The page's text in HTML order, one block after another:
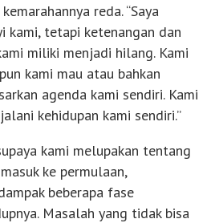
reda. “Saya
kami, tetapi ketenangan dan
miliki menjadi hilang. Kami
kami mau atau bahkan
agenda kami sendiri. Kami
kehidupan kami sendiri.”
kami melupakan tentang
ke permulaan,
beberapa fase
Masalah yang tidak bisa